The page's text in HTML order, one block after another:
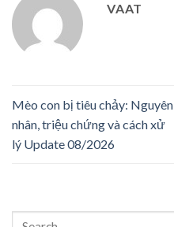
VAAT
Mèo con bị tiêu chảy: Nguyên
nhân, triệu chứng và cách xử
lý Update 08/2026